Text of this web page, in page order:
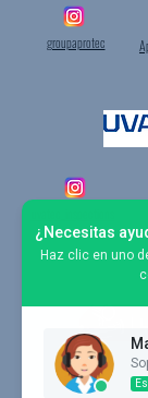
groupaprotec
¿Necesitas
Haz clic en uno